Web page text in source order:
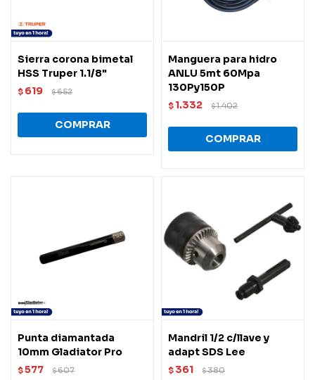
Sierra corona bimetal
HSS Truper 1.1/8"
$ 619 $652
Manguera para hidro
ANLU 5mt 60Mpa
130Py150P
$ 1.332 $1.402
Punta diamantada
10mm Gladiator Pro
$577 $607
Mandril 1/2 c/llave y
adapt SDS Lee
$ 361 $380